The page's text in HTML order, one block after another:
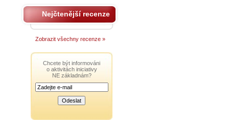
Nejčtenější recenze
Zobrazit všechny recenze »
Chcete být informováni
o aktivitách iniciativy
NE základnám?